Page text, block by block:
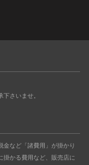
さいませ。
金など「諸費用」が掛かり
掛かる費用など、販売店に